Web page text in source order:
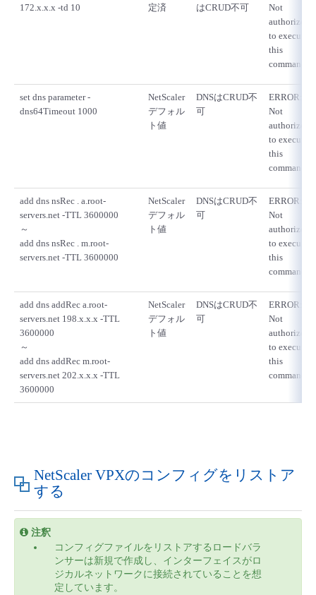
172.x.x.x -td 10
定済
はCRUD不可
Not
authorized
to execute
this
command
set dns parameter -
dns64Timeout 1000
NetScaler
デフォル
ト値
DNSはCRUD不
可
ERROR:
Not
authorized
to execute
this
command
add dns nsRec . a.root-
servers.net -TTL 3600000
～
add dns nsRec . m.root-
servers.net -TTL 3600000
NetScaler
デフォル
ト値
DNSはCRUD不
可
ERROR:
Not
authorized
to execute
this
command
add dns addRec a.root-
servers.net 198.x.x.x -TTL
3600000
～
add dns addRec m.root-
servers.net 202.x.x.x -TTL
3600000
NetScaler
デフォル
ト値
DNSはCRUD不
可
ERROR:
Not
authorized
to execute
this
command
NetScaler VPXのコンフィグをリストア
する
注釈
コンフィグファイルをリストアするロードバラ
ンサーは新規で作成し、インターフェイスがロ
ジカルネットワークに接続されていることを想
定しています。